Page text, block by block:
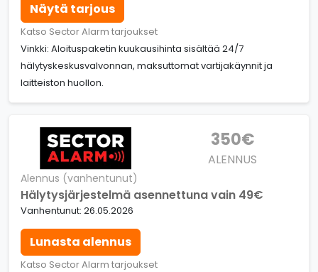
Näytä tarjous
Katso Sector Alarm tarjoukset
Vinkki: Aloituspaketin kuukausihinta sisältää 24/7
hälytyskeskusvalvonnan, maksuttomat vartijakäynnit ja
laitteiston huollon.
350€
ALENNUS
Alennus (vanhentunut)
Hälytysjärjestelmä asennettuna vain 49€
Vanhentunut: 26.05.2026
Lunasta alennus
Katso Sector Alarm tarjoukset